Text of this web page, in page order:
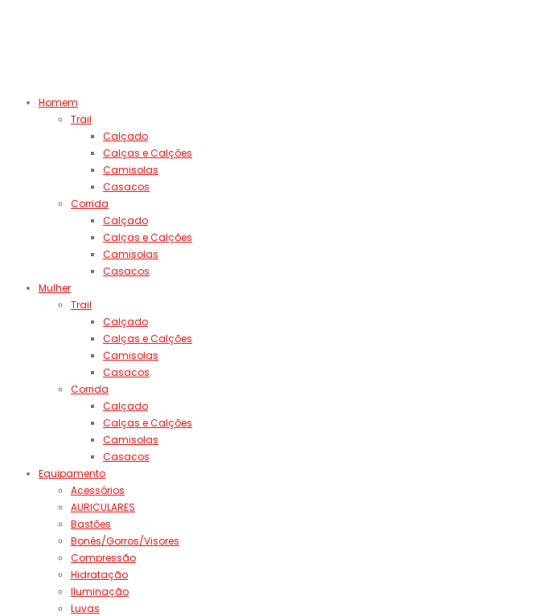
Homem
Trail
Calçado
Calças e Calções
Camisolas
Casacos
Corrida
Calçado
Calças e Calções
Camisolas
Casacos
Mulher
Trail
Calçado
Calças e Calções
Camisolas
Casacos
Corrida
Calçado
Calças e Calções
Camisolas
Casacos
Equipamento
Acessórios
AURICULARES
Bastões
Bonés/Gorros/Visores
Compressão
Hidratação
Iluminação
Luvas